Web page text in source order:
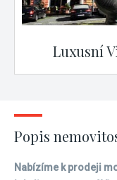
Luxusní
Popis
Nabízíme k prodeji